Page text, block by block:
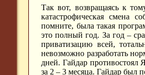
Так вот, возвращаясь к
катастрофическая смена
помните, была такая
это полный год. За год –
приватизацию всей,
невозможно разработать
дней. Гайдар противостоял
за 2 – 3 месяца. Гайдар был